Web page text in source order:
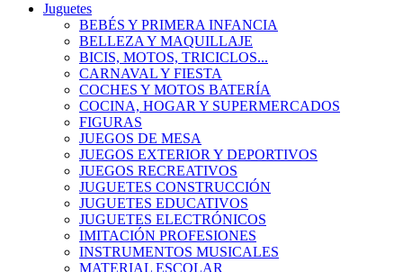
Juguetes
BEBÉS Y PRIMERA INFANCIA
BELLEZA Y MAQUILLAJE
BICIS, MOTOS, TRICICLOS...
CARNAVAL Y FIESTA
COCHES Y MOTOS BATERÍA
COCINA, HOGAR Y SUPERMERCADOS
FIGURAS
JUEGOS DE MESA
JUEGOS EXTERIOR Y DEPORTIVOS
JUEGOS RECREATIVOS
JUGUETES CONSTRUCCIÓN
JUGUETES EDUCATIVOS
JUGUETES ELECTRÓNICOS
IMITACIÓN PROFESIONES
INSTRUMENTOS MUSICALES
MATERIAL ESCOLAR